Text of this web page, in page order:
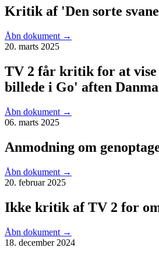
Kritik af 'Den sorte
Åbn dokument →
20. marts 2025
TV 2 får kritik for at vise
billede i Go' aften
Åbn dokument →
06. marts 2025
Anmodning om
Åbn dokument →
20. februar 2025
Ikke kritik af TV 2 for
Åbn dokument →
18. december 2024